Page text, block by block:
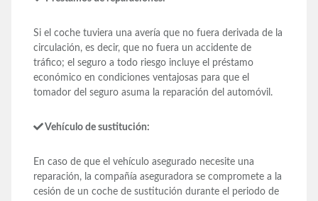
Si el coche tuviera una avería que no fuera derivada de la
circulación, es decir, que no fuera un accidente de
tráfico; el seguro a todo riesgo incluye el préstamo
económico en condiciones ventajosas para que el
tomador del seguro asuma la reparación del automóvil.
Vehículo de sustitución:
En caso de que el vehículo asegurado necesite una
reparación, la compañía aseguradora se compromete a la
cesión de un coche de sustitución durante el periodo de